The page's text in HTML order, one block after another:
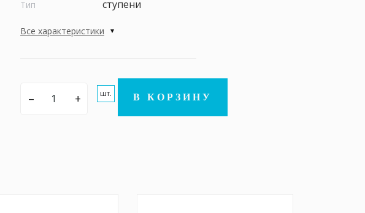
Тип ступени
Все характеристики
– + шт. В КОРЗИНУ